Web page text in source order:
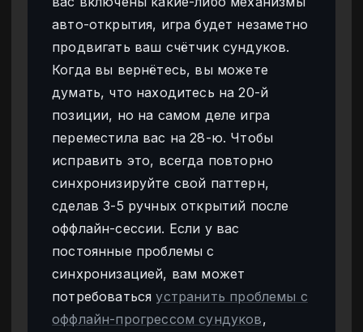
авто-открытия, игра будет незаметно
продвигать ваш счётчик сундуков.
Когда вы вернётесь, вы можете
думать, что находитесь на 20-й
позиции, но на самом деле игра
переместила вас на 28-ю. Чтобы
исправить это, всегда повторно
синхронизируйте свой паттерн,
сделав 3-5 ручных открытий после
оффлайн-сессии. Если у вас
постоянные проблемы с
синхронизацией, вам может
потребоватьсяустранить проблемы с
оффлайн-прогрессом сундуков,